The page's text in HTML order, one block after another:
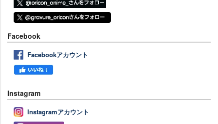
Facebook
Facebookアカウント
Instagram
Instagramアカウント